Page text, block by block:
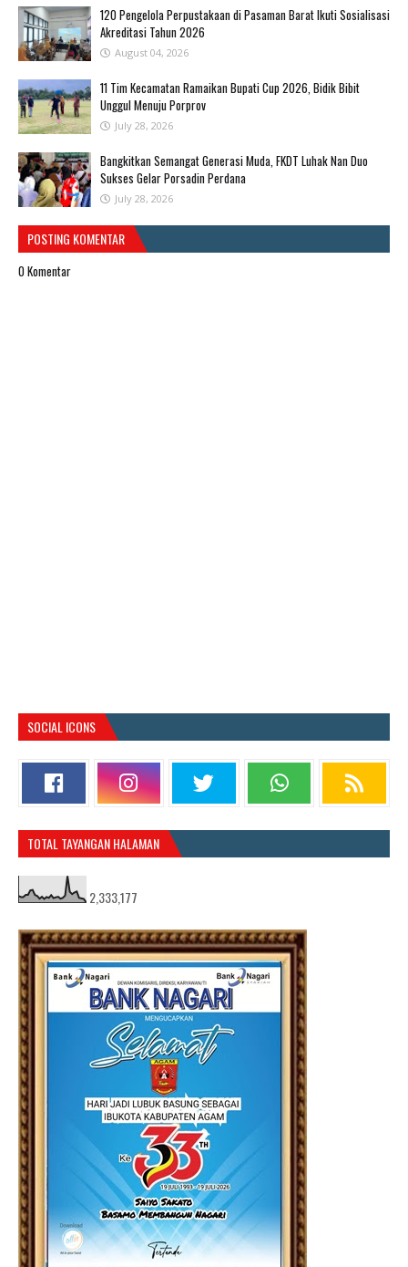
120 Pengelola Perpustakaan di Pasaman Barat Ikuti Sosialisasi
Akreditasi Tahun 2026
August 04, 2026
11 Tim Kecamatan Ramaikan Bupati Cup 2026, Bidik Bibit
Unggul Menuju Porprov
July 28, 2026
Bangkitkan Semangat Generasi Muda, FKDT Luhak Nan Duo
Sukses Gelar Porsadin Perdana
July 28, 2026
POSTING KOMENTAR
0 Komentar
SOCIAL ICONS
TOTAL TAYANGAN HALAMAN
2,333,177